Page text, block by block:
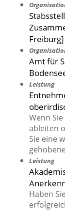
Amt für
Leistung
Wenn
ableiten
Sie eine
Leistung
Haben